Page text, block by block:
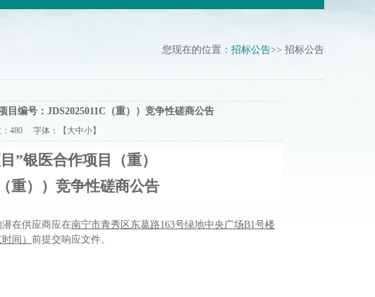
您现在的位置： 招标公告>> 招标公告
编号：JDS2025011C（重））竞争性磋商公告
480 字体：【 大中小】
”银医合作项目（重）
（重））竞争性磋商公告
在供应商应在南宁市青秀区东葛路163号绿地中央广场B1号楼
间） 前提交响应文件。